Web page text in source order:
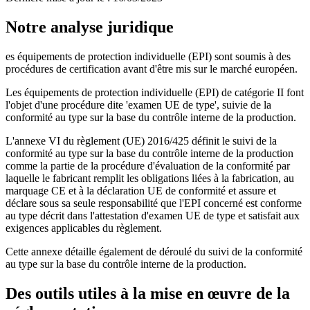
Notre analyse juridique
es équipements de protection individuelle (EPI) sont soumis à des
procédures de certification avant d'être mis sur le marché européen.
Les équipements de protection individuelle (EPI) de catégorie II font
l'objet d'une procédure dite 'examen UE de type', suivie de la
conformité au type sur la base du contrôle interne de la production.
L'annexe VI du règlement (UE) 2016/425 définit le suivi de la
conformité au type sur la base du contrôle interne de la production
comme la partie de la procédure d'évaluation de la conformité par
laquelle le fabricant remplit les obligations liées à la fabrication, au
marquage CE et à la déclaration UE de conformité et assure et
déclare sous sa seule responsabilité que l'EPI concerné est conforme
au type décrit dans l'attestation d'examen UE de type et satisfait aux
exigences applicables du règlement.
Cette annexe détaille également de déroulé du suivi de la conformité
au type sur la base du contrôle interne de la production.
Des outils utiles à la mise en œuvre de la